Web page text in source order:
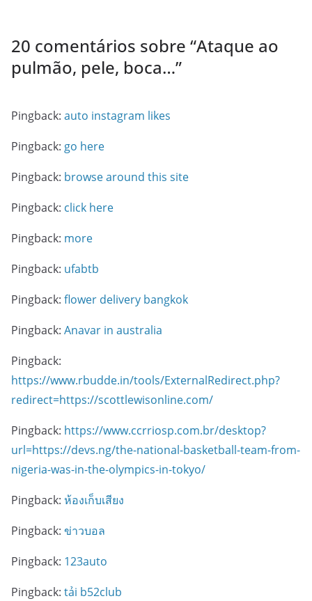
20 comentários sobre “Ataque ao
pulmão, pele, boca…”
Pingback: auto instagram likes
Pingback: go here
Pingback: browse around this site
Pingback: click here
Pingback: more
Pingback: ufabtb
Pingback: flower delivery bangkok
Pingback: Anavar in australia
Pingback:
https://www.rbudde.in/tools/ExternalRedirect.php?
redirect=https://scottlewisonline.com/
Pingback: https://www.ccrriosp.com.br/desktop?
url=https://devs.ng/the-national-basketball-team-from-
nigeria-was-in-the-olympics-in-tokyo/
Pingback: ห้องเก็บเสียง
Pingback: ข่าวบอล
Pingback: 123auto
Pingback: tải b52club